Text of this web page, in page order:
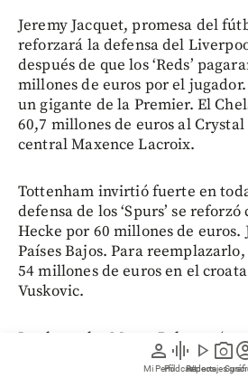
person
Mi Perfil
graphic_eq
Pódcast
play_arrow
Videos
photo_camera
Reportajes
Jeremy Jacquet, promesa del
reforzará la defensa del
después de que los ‘Reds’
millones de euros por el
un gigante de la Premier. El
60,7 millones de euros al
central Maxence Lacroix.
Tottenham invirtió fuerte en
defensa de los ‘Spurs’ se
Hecke por 60 millones de euros.
Países Bajos. Para
54 millones de euros en el
Vuskovic.
Los laterales Marco Palestra (57
Marc Cucurella (55 millones de